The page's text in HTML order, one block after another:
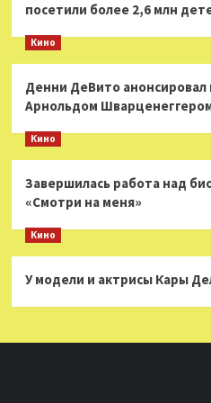
посетили более 2,6 млн
Кино
Денни ДеВито
Арнольдом
Кино
Завершилась работа над
«Смотри на меня»
Кино
У модели и актрисы Кары